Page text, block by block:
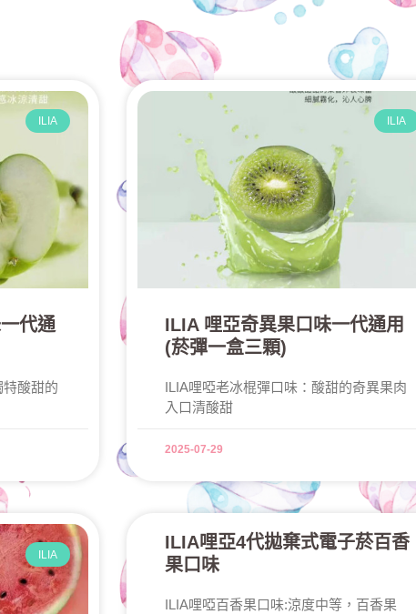
ILIA
代通
酸甜的
ILIA
ILIA 哩亞奇異果口味一代通用
(菸彈一盒三顆)
ILIA哩啞老冰棍彈口味：酸甜的奇異果肉
入口清酸甜
2025-07-29
ILIA
ILIA哩亞4代拋棄式電子菸百香
果口味
ILIA哩啞百香果口味:涼度中等，百香果